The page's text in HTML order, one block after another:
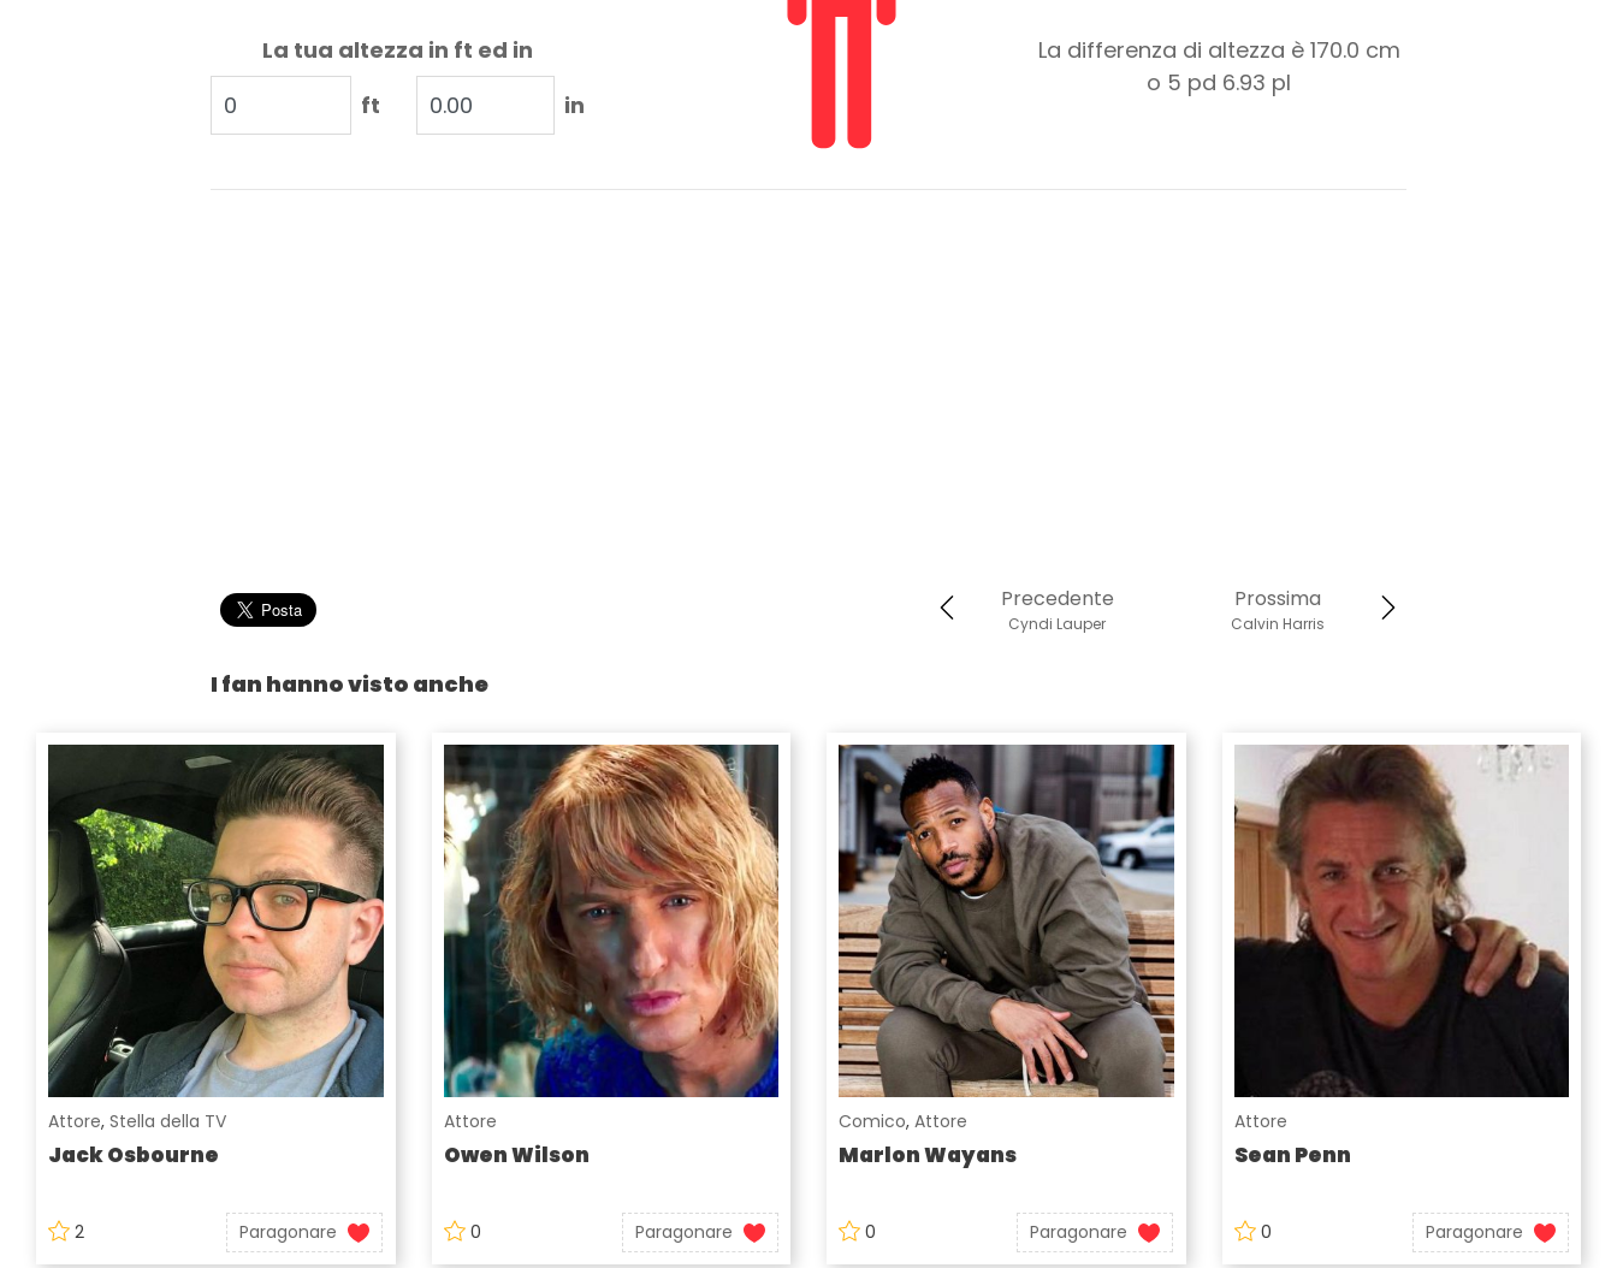
La tua altezza in ft ed in
ft
in
La differenza di altezza è 170.0 cm
o 5 pd 6.93 pl
Prossima
Calvin Harris
Precedente
Cyndi Lauper
I fan hanno visto anche
Attore, Stella della TV
Jack Osbourne
2 Paragonare
Attore
Owen Wilson
0 Paragonare
Comico, Attore
Marlon Wayans
0 Paragonare
Attore
Sean Penn
0 Paragonare